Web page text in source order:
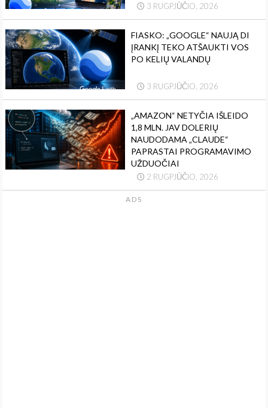
3 RUGPJŪČIO, 2026
FIASKO: „GOOGLE“ NAUJĄ DI
ĮRANKĮ TEKO ATŠAUKTI VOS
PO KELIŲ VALANDŲ
3 RUGPJŪČIO, 2026
„AMAZON“ NETYČIA IŠLEIDO
1,8 MLN. JAV DOLERIŲ
NAUDODAMA „CLAUDE“
PAPRASTAI PROGRAMAVIMO
UŽDUOČIAI
2 RUGPJŪČIO, 2026
ADS